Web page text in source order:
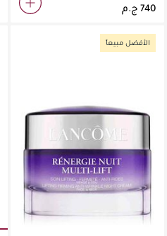
الأفضل مبيعاً